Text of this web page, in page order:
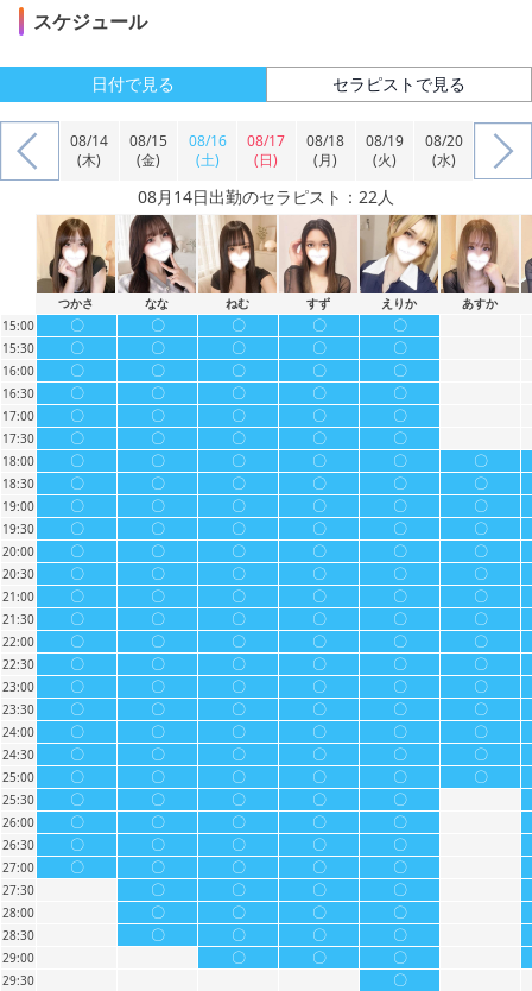
スケジュール
日付で見る セラピストで見る
08/14
(木)
08/15
(金)
08/16
(土)
08/17
(日)
08/18
(月)
08/19
(火)
08/20
(水)
08月14日出勤のセラピスト：22人
つかさ なな ねむ すず えりか
あすか
15:00
〇 〇 〇 〇 〇
15:30 〇 〇 〇 〇 〇
16:00 〇 〇 〇 〇 〇
16:30 〇 〇 〇 〇 〇
17:00 〇 〇 〇 〇 〇
17:30 〇 〇 〇 〇 〇
18:00 〇 〇 〇 〇 〇 〇
18:30 〇 〇 〇 〇 〇 〇
19:00 〇 〇 〇 〇 〇 〇
19:30 〇 〇 〇 〇 〇 〇
20:00 〇 〇 〇 〇 〇 〇
20:30 〇 〇 〇 〇 〇 〇
21:00 〇 〇 〇 〇 〇 〇
21:30 〇 〇 〇 〇 〇 〇
22:00 〇 〇 〇 〇 〇 〇
22:30 〇 〇 〇 〇 〇 〇
23:00 〇 〇 〇 〇 〇 〇
23:30 〇 〇 〇 〇 〇 〇
24:00 〇 〇 〇 〇 〇 〇
24:30 〇 〇 〇 〇 〇 〇
25:00 〇 〇 〇 〇 〇 〇
25:30 〇 〇 〇 〇 〇
26:00 〇 〇 〇 〇 〇
26:30 〇 〇 〇 〇 〇
27:00 〇 〇 〇 〇 〇
27:30 〇 〇 〇 〇
28:00 〇 〇 〇 〇
28:30 〇 〇 〇 〇
29:00 〇 〇 〇
29:30 〇